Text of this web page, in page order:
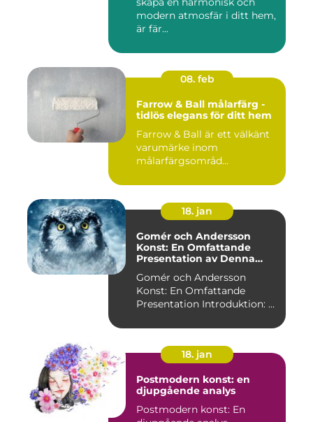
modern atmosfär i ditt hem,
är fär...
08. feb
Farrow & Ball målarfärg -
tidlös elegans för ditt hem
Farrow & Ball är ett välkänt
varumärke inom
målarfärgsområd...
18. jan
Gomér och Andersson
Konst: En Omfattande
Presentation av Denna
Gomér och Andersson
Konst: En Omfattande
Presentation Introduktion: ...
18. jan
Postmodern konst: en
djupgående analys
Postmodern konst: En